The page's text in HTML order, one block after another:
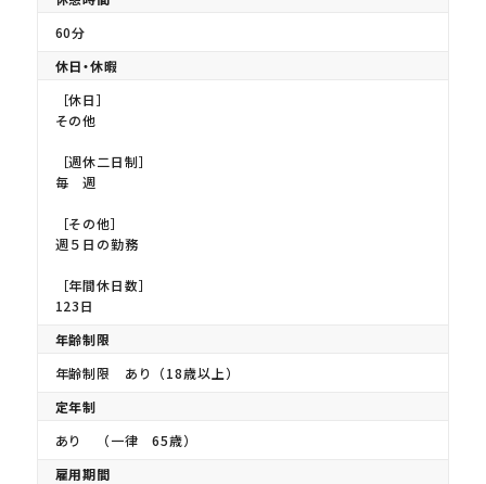
60分
休日・休暇
［休日］
その他
［週休二日制］
毎 週
［その他］
週５日の勤務
［年間休日数］
123日
年齢制限
年齢制限 あり（18歳以上）
定年制
あり （一律 65歳）
雇用期間